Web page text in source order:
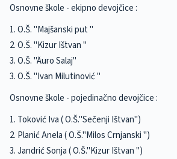
Osnovne škole - ekipno devojčice :
1. O.Š. "Majšanski put "
2. O.Š. "Kizur Ištvan "
3. O.Š. "Äuro Salaj"
3. O.Š. "Ivan Milutinović "
Osnovne škole - pojedinačno devojčice :
1. Toković Iva ( O.Š."Sečenji Ištvan")
2. Planić Anela ( O.Š."Milos Crnjanski ")
3. Jandrić Sonja ( O.Š."Kizur Ištvan ")